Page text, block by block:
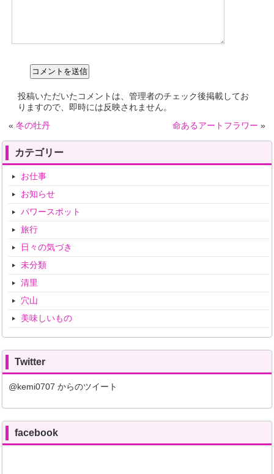
投稿いただいたコメントは、管理者のチェック後掲載してお
りますので、即時には反映されません。
«冬の牡丹 命あるアートフラワー »
カテゴリー
お仕事
お知らせ
パワースポット
旅行
日々の気づき
未分類
清里
穴山
美味しいもの
Twitter
@kemi0707 からのツイート
facebook